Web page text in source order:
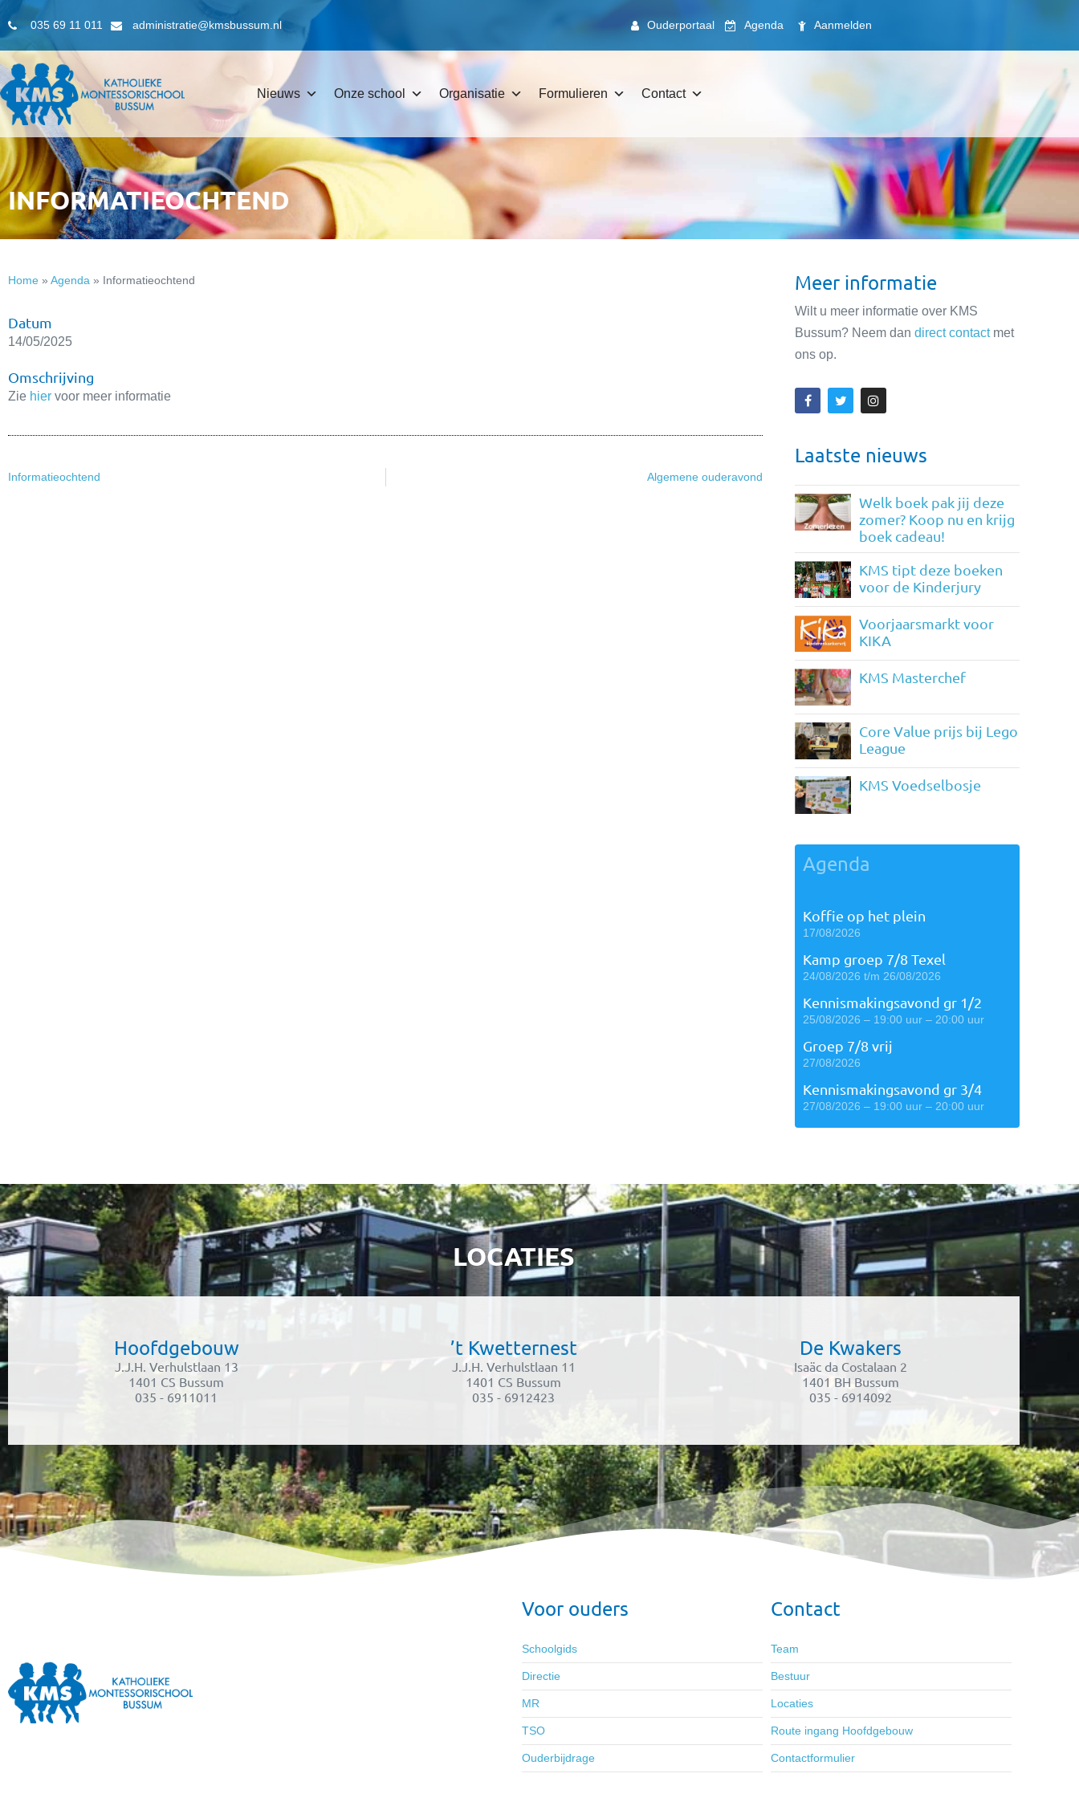
035 69 11 011 administratie@kmsbussum.nl Ouderportaal Agenda Aanmelden
Nieuws Onze school Organisatie Formulieren Contact
INFORMATIEOCHTEND
Home » Agenda » Informatieochtend
Datum
14/05/2025
Omschrijving
Zie hier voor meer informatie
Informatieochtend Algemene ouderavond
Meer informatie
Wilt u meer informatie over KMS
Bussum? Neem dan direct contactmet
ons op.
Laatste nieuws
Welk boek pak jij deze
zomer? Koop nu en krijg
boek cadeau!
KMS tipt deze boeken
voor de Kinderjury
Voorjaarsmarkt voor
KIKA
KMS Masterchef
Core Value prijs bij Lego
League
KMS Voedselbosje
Agenda
Koffie op het plein
17/08/2026
Kamp groep 7/8 Texel
24/08/2026 t/m 26/08/2026
Kennismakingsavond gr 1/2
25/08/2026 – 19:00 uur – 20:00 uur
Groep 7/8 vrij
27/08/2026
Kennismakingsavond gr 3/4
27/08/2026 – 19:00 uur – 20:00 uur
LOCATIES
Hoofdgebouw
J.J.H. Verhulstlaan 13
1401 CS Bussum
035 - 6911011
’t Kwetternest
J.J.H. Verhulstlaan 11
1401 CS Bussum
035 - 6912423
De Kwakers
Isaäc da Costalaan 2
1401 BH Bussum
035 - 6914092
Voor ouders
Schoolgids
Directie
MR
TSO
Ouderbijdrage
Contact
Team
Bestuur
Locaties
Route ingang Hoofdgebouw
Contactformulier